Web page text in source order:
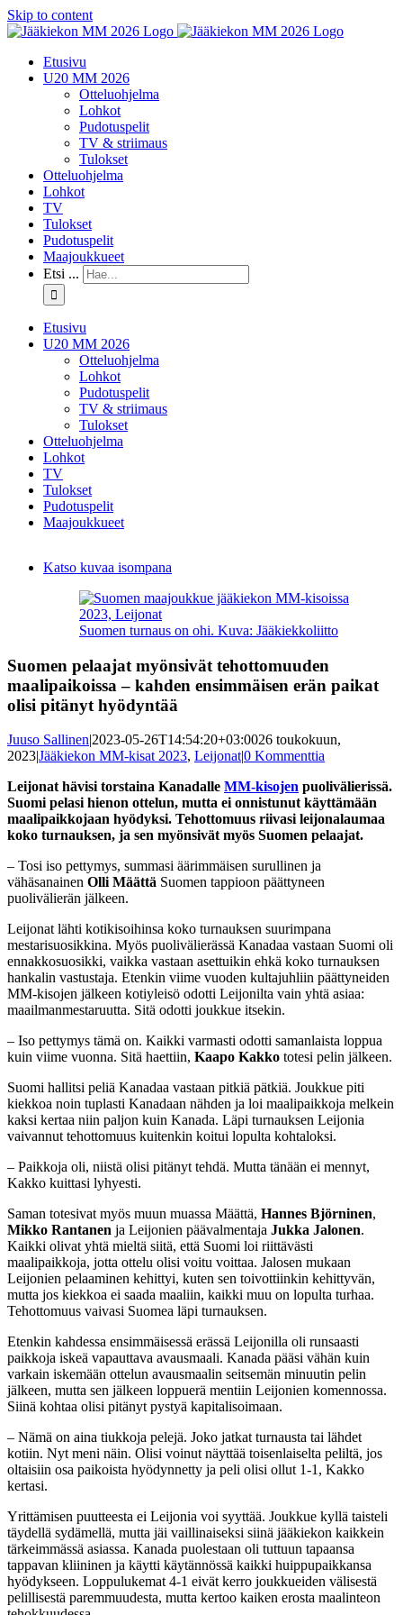
Skip to content
Etusivu
U20 MM 2026
Otteluohjelma
Lohkot
Pudotuspelit
TV & striimaus
Tulokset
Otteluohjelma
Lohkot
TV
Tulokset
Pudotuspelit
Maajoukkueet
Etsi ...
Etusivu
U20 MM 2026
Otteluohjelma
Lohkot
Pudotuspelit
TV & striimaus
Tulokset
Otteluohjelma
Lohkot
TV
Tulokset
Pudotuspelit
Maajoukkueet
Katso kuvaa isompana
Suomen turnaus on ohi. Kuva: Jääkiekkoliitto
Suomen pelaajat myönsivät tehottomuuden
maalipaikoissa – kahden ensimmäisen erän paikat
olisi pitänyt hyödyntää
Juuso Sallinen|2023-05-26T14:54:20+03:0026 toukokuun,
2023|Jääkiekon MM-kisat 2023, Leijonat|0 Kommenttia
Leijonat hävisi torstaina Kanadalle MM-kisojen puolivälierissä.
Suomi pelasi hienon ottelun, mutta ei onnistunut käyttämään
maalipaikkojaan hyödyksi. Tehottomuus riivasi leijonalaumaa
koko turnauksen, ja sen myönsivät myös Suomen pelaajat.
– Tosi iso pettymys, summasi äärimmäisen surullinen ja
vähäsanainen Olli Määttä Suomen tappioon päättyneen
puolivälierän jälkeen.
Leijonat lähti kotikisoihinsa koko turnauksen suurimpana
mestarisuosikkina. Myös puolivälierässä Kanadaa vastaan Suomi oli
ennakkosuosikki, vaikka vastaan asettuikin ehkä koko turnauksen
hankalin vastustaja. Etenkin viime vuoden kultajuhliin päättyneiden
MM-kisojen jälkeen kotiyleisö odotti Leijonilta vain yhtä asiaa:
maailmanmestaruutta. Sitä odotti joukkue itsekin.
– Iso pettymys tämä on. Kaikki varmasti odotti samanlaista loppua
kuin viime vuonna. Sitä haettiin, Kaapo Kakko totesi pelin jälkeen.
Suomi hallitsi peliä Kanadaa vastaan pitkiä pätkiä. Joukkue piti
kiekkoa noin tuplasti Kanadaan nähden ja loi maalipaikkoja melkein
kaksi kertaa niin paljon kuin Kanada. Läpi turnauksen Leijonia
vaivannut tehottomuus kuitenkin koitui lopulta kohtaloksi.
– Paikkoja oli, niistä olisi pitänyt tehdä. Mutta tänään ei mennyt,
Kakko kuittasi lyhyesti.
Saman totesivat myös muun muassa Määttä, Hannes Björninen,
Mikko Rantanen ja Leijonien päävalmentaja Jukka Jalonen.
Kaikki olivat yhtä mieltä siitä, että Suomi loi riittävästi
maalipaikkoja, jotta ottelu olisi voitu voittaa. Jalosen mukaan
Leijonien pelaaminen kehittyi, kuten sen toivottiinkin kehittyvän,
mutta jos kiekkoa ei saada maaliin, kaikki muu on lopulta turhaa.
Tehottomuus vaivasi Suomea läpi turnauksen.
Etenkin kahdessa ensimmäisessä erässä Leijonilla oli runsaasti
paikkoja iskeä vapauttava avausmaali. Kanada pääsi vähän kuin
varkain iskemään ottelun avausmaalin seitsemän minuutin pelin
jälkeen, mutta sen jälkeen loppuerä mentiin Leijonien komennossa.
Siinä kohtaa olisi pitänyt pystyä kapitalisoimaan.
– Nämä on aina tiukkoja pelejä. Joko jatkat turnausta tai lähdet
kotiin. Nyt meni näin. Olisi voinut näyttää toisenlaiselta peliltä, jos
oltaisiin osa paikoista hyödynnetty ja peli olisi ollut 1-1, Kakko
kertasi.
Yrittämisen puutteesta ei Leijonia voi syyttää. Joukkue kyllä taisteli
täydellä sydämellä, mutta jäi vaillinaiseksi siinä jääkiekon kaikkein
tärkeimmässä asiassa. Kanada puolestaan oli tuttuun tapaansa
tappavan kliininen ja käytti käytännössä kaikki huippupaikkansa
hyödykseen. Loppulukemat 4-1 eivät kerro joukkueiden välisestä
pelillisestä paremmuudesta, mutta kertoo kaiken erosta maalinteon